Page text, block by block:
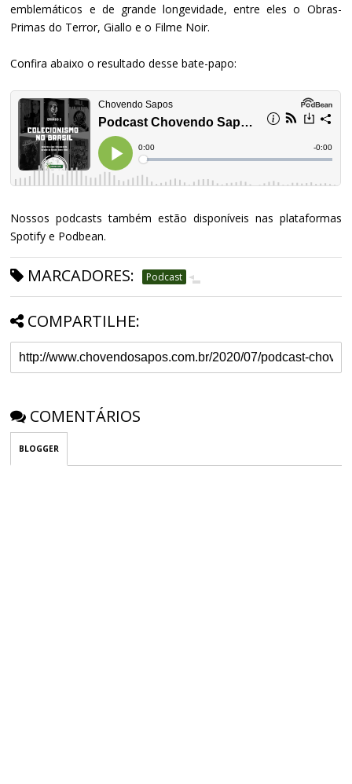
emblemáticos e de grande longevidade, entre eles o Obras-
Primas do Terror, Giallo e o Filme Noir.
Confira abaixo o resultado desse bate-papo:
Nossos podcasts também estão disponíveis nas plataformas
Spotify e Podbean.
MARCADORES: Podcast
COMPARTILHE:
COMENTÁRIOS
BLOGGER